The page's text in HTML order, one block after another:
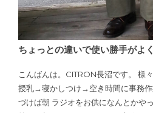
ちょっとの違いで使い勝手がよ
こんばんは。CITRON長沼です。 様
授乳→寝かしつけ→空き時間に事務
づけば朝 ラジオをお供になんとかや